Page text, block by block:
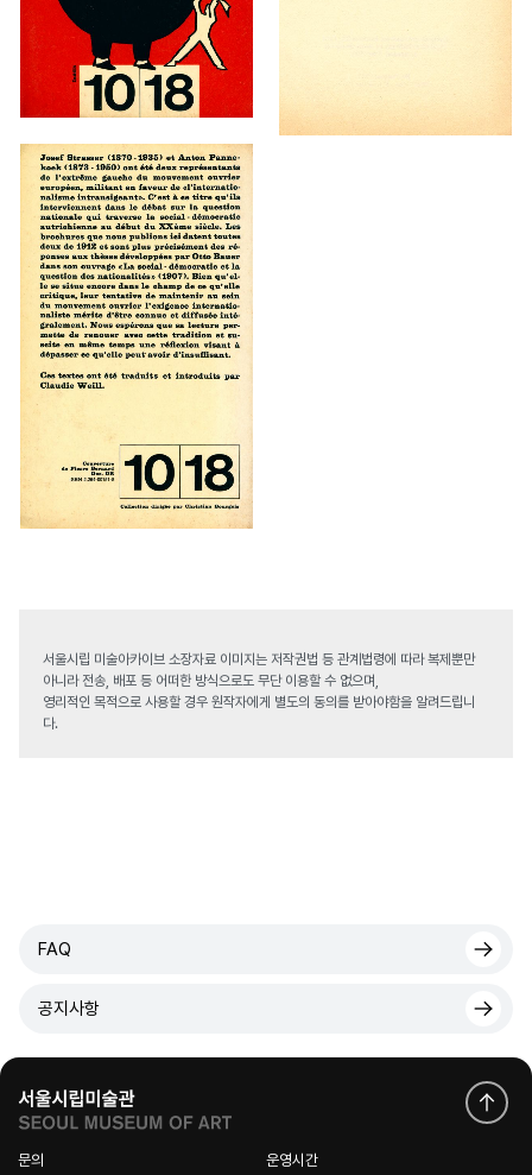
서울시립 미술아카이브 소장자료 이미지는 저작권법 등 관계법령에 따라 복제뿐만
아니라 전송, 배포 등 어떠한 방식으로도 무단 이용할 수 없으며,
영리적인 목적으로 사용할 경우 원작자에게 별도의 동의를 받아야함을 알려드립니
다.
FAQ
공지사항
문의 운영시간